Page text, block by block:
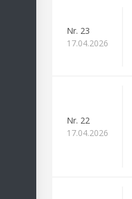
Nr. 23
17.04.2026
Nr. 22
17.04.2026